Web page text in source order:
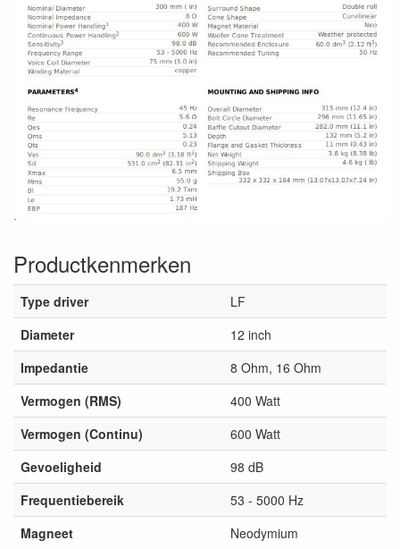
Productkenmerken
Type driver
LF
Diameter
12 inch
Impedantie
8 Ohm, 16 Ohm
Vermogen (RMS)
400 Watt
Vermogen (Continu)
600 Watt
Gevoeligheid
98 dB
Frequentiebereik
53 - 5000 Hz
Magneet
Neodymium